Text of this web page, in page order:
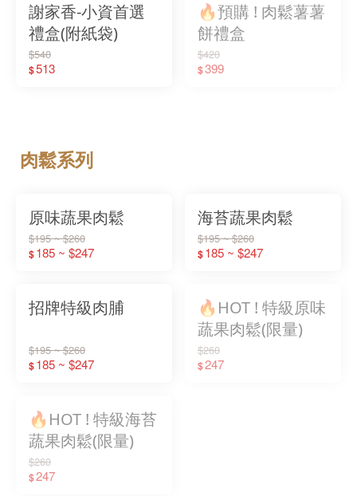
謝家香-小資首選
禮盒(附紙袋)
$540
$513
🔥預購 ! 肉鬆薯薯
餅禮盒
$420
$399
肉鬆系列
原味蔬果肉鬆
$195 ~ $260
$185 ~ $247
海苔蔬果肉鬆
$195 ~ $260
$185 ~ $247
招牌特級肉脯
$195 ~ $260
$185 ~ $247
🔥HOT ! 特級原味
蔬果肉鬆(限量)
$260
$247
🔥HOT ! 特級海苔
蔬果肉鬆(限量)
$260
$247